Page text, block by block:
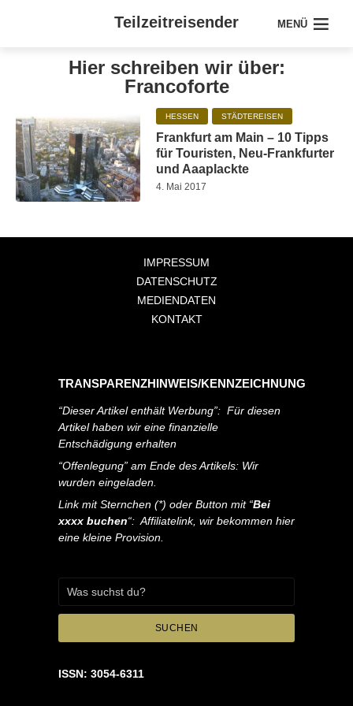
Teilzeitreisender MENÜ
Hier schreiben wir über:
Francoforte
HESSEN STÄDTEREISEN
Frankfurt am Main – 10 Tipps
für Touristen, Neu-Frankfurter
und Aaaplackte
4. Mai 2017
IMPRESSUM
DATENSCHUTZ
MEDIENDATEN
KONTAKT
TRANSPARENZHINWEIS/KENNZEICHNUNG
“Dieser Artikel enthält Werbung”: Für diesen
Artikel haben wir eine finanzielle
Entschädigung erhalten
“Offenlegung” am Ende des Artikels: Wir
wurden eingeladen.
Link mit Sternchen (*) oder Button mit “Bei
xxxx buchen“: Affiliatelink, wir bekommen hier
eine kleine Provision.
SUCHEN
ISSN: 3054-6311